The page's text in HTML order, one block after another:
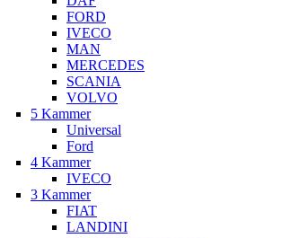
FORD
IVECO
MAN
MERCEDES
SCANIA
VOLVO
5 Kammer
Universal
Ford
4 Kammer
IVECO
3 Kammer
FIAT
LANDINI